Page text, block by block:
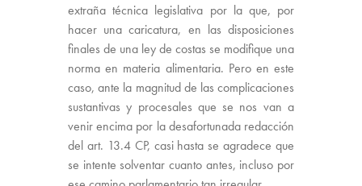
extraña técnica legislativa por la que, por
hacer una caricatura, en las disposiciones
finales de una ley de costas se modifique una
norma en materia alimentaria. Pero en este
caso, ante la magnitud de las complicaciones
sustantivas y procesales que se nos van a
venir encima por la desafortunada redacción
del art. 13.4 CP, casi hasta se agradece que
se intente solventar cuanto antes, incluso por